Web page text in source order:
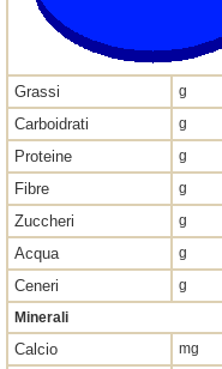
Grassi g
Carboidrati g
Proteine g
Fibre g
Zuccheri g
Acqua g
Ceneri g
Minerali
Calcio mg